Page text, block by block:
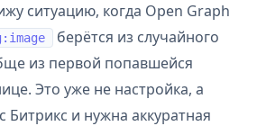
ситуацию, когда Open Graph
берётся из случайного
из первой попавшейся
Это уже не настройка, а
Битрикс и нужна аккуратная